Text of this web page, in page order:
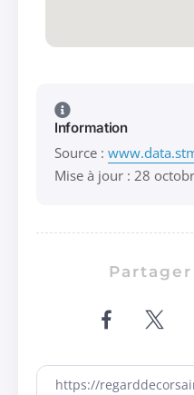
Information
Source :
Mise à jour : 28